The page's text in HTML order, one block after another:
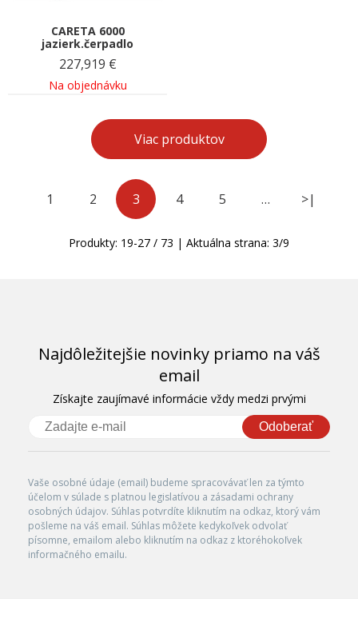
CARETA 6000
jazierk.čerpadlo
227,919 €
Na objednávku
Viac produktov
1 2 3 4 5 … >|
Produkty: 19-27 / 73 | Aktuálna strana: 3/9
Najdôležitejšie novinky priamo na váš
email
Získajte zaujímavé informácie vždy medzi prvými
Odoberať
Vaše osobné údaje (email) budeme spracovávať len za týmto
účelom v súlade s platnou legislatívou a zásadami ochrany
osobných údajov. Súhlas potvrdíte kliknutím na odkaz, ktorý vám
pošleme na váš email. Súhlas môžete kedykoľvek odvolať
písomne, emailom alebo kliknutím na odkaz z ktoréhokoľvek
informačného emailu.